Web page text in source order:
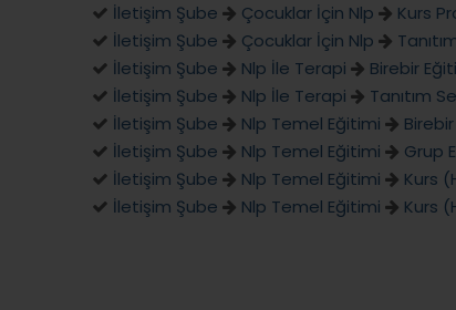
İletişim Şube
Çocuklar İçin Nlp
Kurs
İletişim Şube
Çocuklar İçin Nlp
İletişim Şube
Nlp İle Terapi
Birebir
İletişim Şube
Nlp İle Terapi
Tanıtım
İletişim Şube
Nlp Temel Eğitimi
İletişim Şube
Nlp Temel Eğitimi
Grup
İletişim Şube
Nlp Temel Eğitimi
Kurs
İletişim Şube
Nlp Temel Eğitimi Kurs